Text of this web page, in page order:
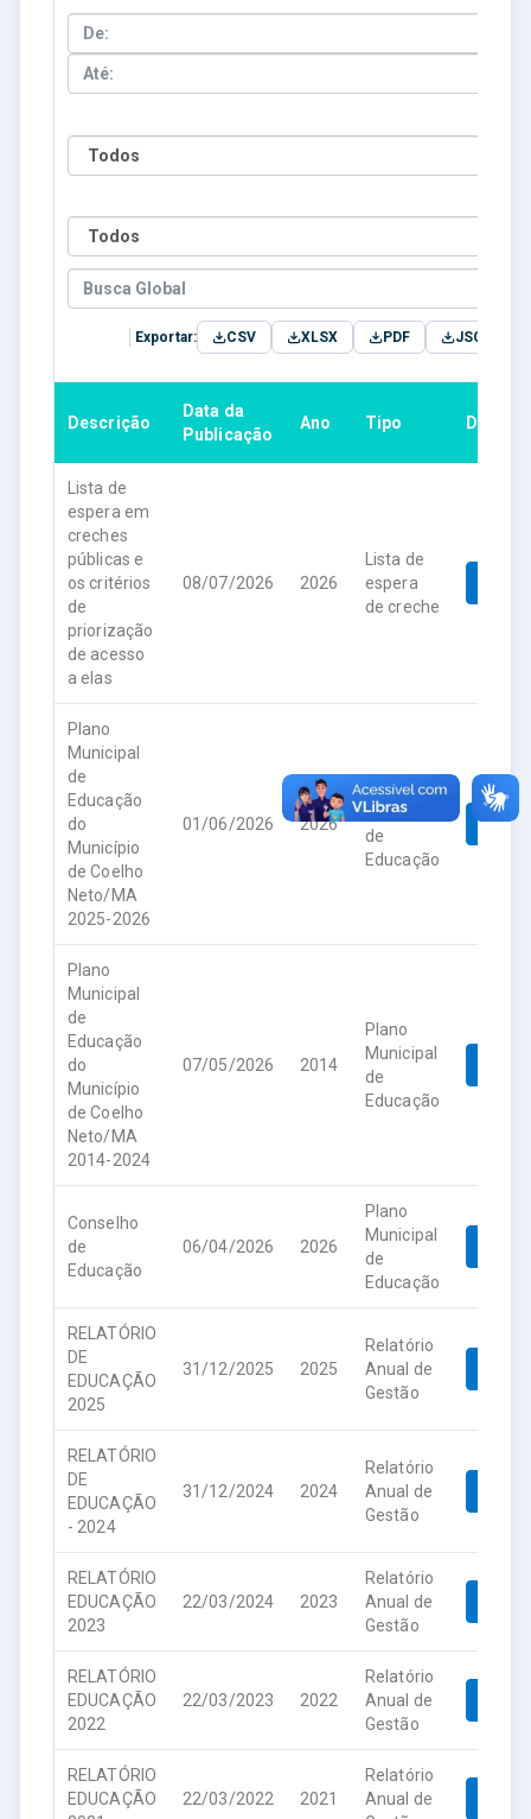
Exportar: CSV XLSX PDF JSON
Descrição
Data da
Publicação
Ano Tipo
Lista de
espera em
creches
públicas e
os critérios
de
priorização
de acesso
a elas
08/07/2026 2026
Lista de
espera
de creche
Plano
Municipal
de
Educação
do
Município
de Coelho
Neto/MA
2025-2026
01/06/2026 2026
Plano
Municipal
de
Educação
Plano
Municipal
de
Educação
do
Município
de Coelho
Neto/MA
2014-2024
07/05/2026 2014
Plano
Municipal
de
Educação
Conselho
de
Educação
06/04/2026 2026
Plano
Municipal
de
Educação
RELATÓRIO
DE
EDUCAÇÃO
2025
31/12/2025 2025
Relatório
Anual de
Gestão
RELATÓRIO
DE
EDUCAÇÃO
- 2024
31/12/2024 2024
Relatório
Anual de
Gestão
RELATÓRIO
EDUCAÇÃO
2023
22/03/2024 2023
Relatório
Anual de
Gestão
RELATÓRIO
EDUCAÇÃO
2022
22/03/2023 2022
Relatório
Anual de
Gestão
RELATÓRIO
EDUCAÇÃO
22/03/2022 2021
Relatório
Anual de